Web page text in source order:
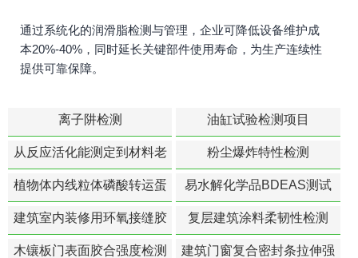
通过系统化的润滑脂检测与管理，企业可降低设备维护成
本20%-40%，同时延长关键部件使用寿命，为生产连续性
提供可靠保障。
离子阱检测 油缸试验检测项目
从反应活化能测定到材料老
化寿命预测的经典模型
粉尘爆炸特性检测
植物体内线粒体磷酸转运蛋
白活性检测
易水解化学品BDEAS测试
建筑室内装修用环氧接缝胶
苯含量检测
复层建筑涂料柔韧性检测
木镶板门表面胶合强度检测
建筑门窗复合密封条拉伸强